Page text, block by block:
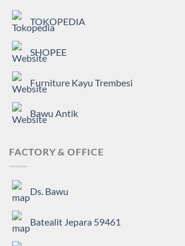
TOKOPEDIA
SHOPEE
Furniture Kayu Trembesi
Bawu Antik
FACTORY & OFFICE
Ds. Bawu
Batealit Jepara 59461